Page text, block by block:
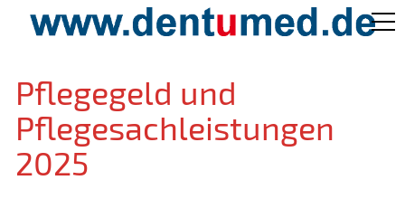
Pflege Aktuell /
Gepflegtes Leben
Ärzteverzeichnisse
Pflegegeld und
Pflegesachleistungen
2025